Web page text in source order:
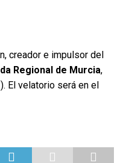
creador e impulsor del
Regional de Murcia,
El velatorio será en el